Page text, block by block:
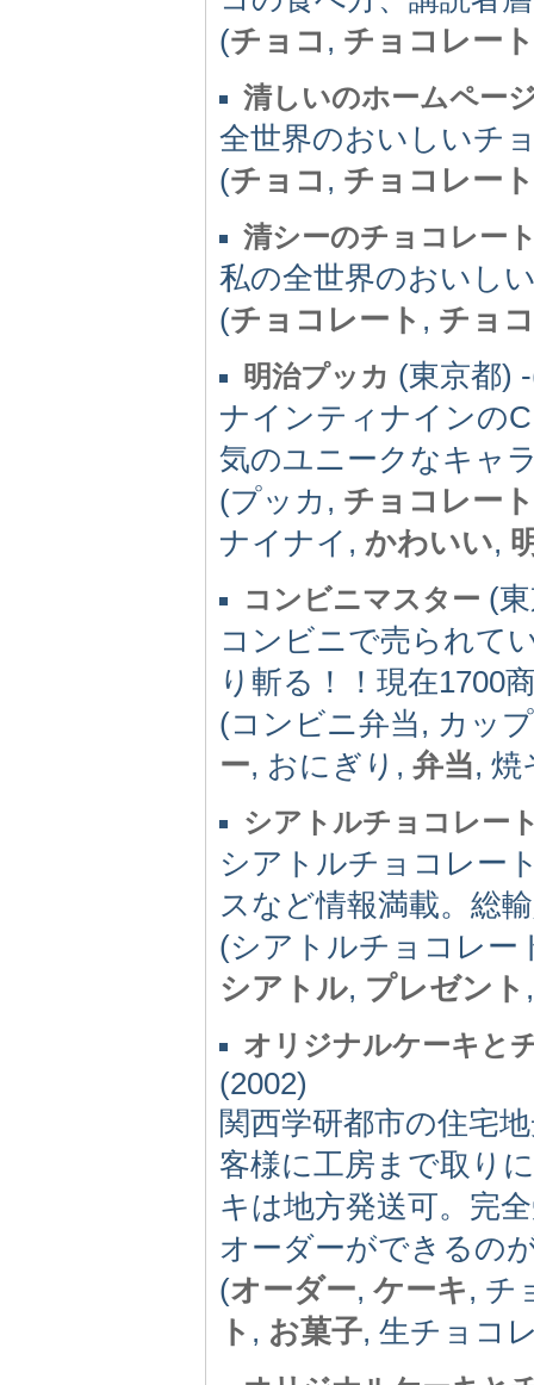
(チョコ , チョコレート
清しいのホームペー
全世界のおいしいチ
(チョコ , チョコレート
清シーのチョコレー
私の全世界のおいし
(チョコレート , チョコ
明治プッカ (東京都)
ナインティナインの
気のユニークなキャ
(プッカ, チョコレート
ナイナイ, かわいい,
コンビニマスター (
コンビニで売られて
り斬る！！現在1700
(コンビニ弁当, カッ
ー, おにぎり, 弁当, 焼
シアトルチョコレー
シアトルチョコレー
スなど情報満載。総
(シアトルチョコレー
シアトル, プレゼント
オリジナルケーキと
(2002)
関西学研都市の住宅
客様に工房まで取り
キは地方発送可。完
オーダーができるの
(オーダー, ケーキ, チ
ト , お菓子, 生チョコ